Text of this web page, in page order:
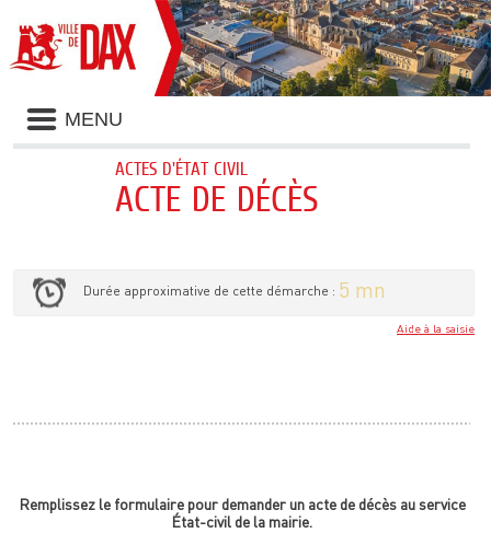
Liste
des
avertissements
MENU
ACTES D'ÉTAT CIVIL
ACTE DE DÉCÈS
Durée approximative de cette démarche : 5 mn
Aide à la saisie